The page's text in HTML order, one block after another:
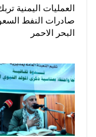
العمليات اليمنية
صادرات النفط
البحر الاحمر